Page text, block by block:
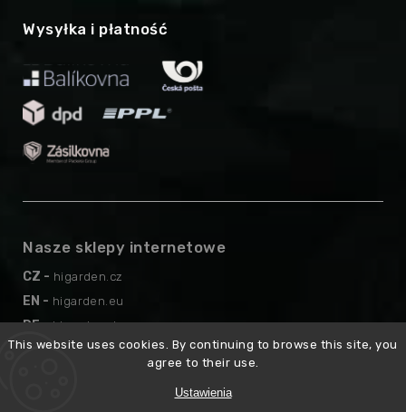
This website uses cookies. By continuing to browse this site, you
agree to their use.
Ustawienia
Wysyłka i płatność
Nasze sklepy internetowe
CZ - higarden.cz
EN - higarden.eu
DE - higarden.de
AT - higarden.at